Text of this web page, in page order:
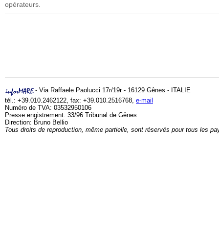
opérateurs.
- Via Raffaele Paolucci 17r/19r - 16129 Gênes - ITALIE
tél.: +39.010.2462122, fax: +39.010.2516768, e-mail
Numéro de TVA: 03532950106
Presse engistrement: 33/96 Tribunal de Gênes
Direction: Bruno Bellio
Tous droits de reproduction, même partielle, sont réservés pour tous les